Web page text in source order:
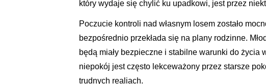
który wydaje się chylić ku upadkowi, jest przez
Poczucie kontroli nad własnym losem zostało
bezpośrednio przekłada się na plany rodzinne.
będą miały bezpieczne i stabilne warunki do
niepokój jest często lekceważony przez starsze
trudnych realiach.